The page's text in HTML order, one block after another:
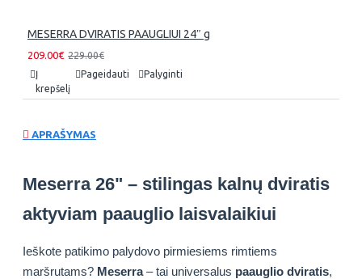
MESERRA DVIRATIS PAAUGLIUI 24″ g
209.00€ 229.00€
Į
krepšelį
Pageidauti Palyginti
APRAŠYMAS
Meserra 26" – stilingas kalnų dviratis
aktyviam paauglio laisvalaikiui
Ieškote patikimo palydovo pirmiesiems rimtiems
maršrutams? Meserra– tai universalus paauglio dviratis,